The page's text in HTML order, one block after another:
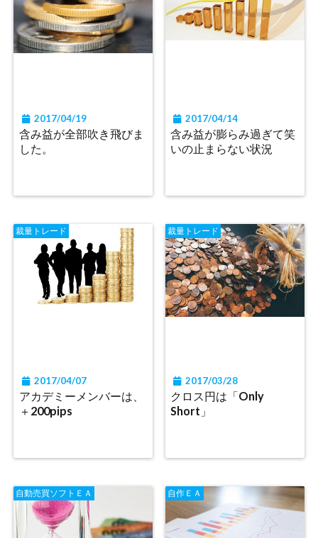
2017/04/19
含み益が全部吹き飛びま
した。
2017/04/14
含み益が膨らみ過ぎて笑
いの止まらない状況
裁量トレード
2017/04/07
アカデミーメンバーは、
＋200pips
裁量トレード
2017/03/28
クロス円は「Only
Short」
自動売買ソフトＥＡ 自作ＥＡ